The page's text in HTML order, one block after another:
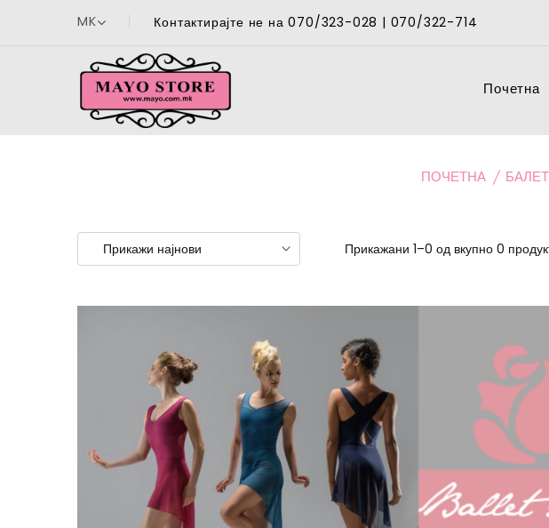
MK Контактирајте не на 070/323-028 | 070/322-714
Почетна
ПОЧЕТНА БАЛЕТ
Прикажани 1–0 од вкупно 0